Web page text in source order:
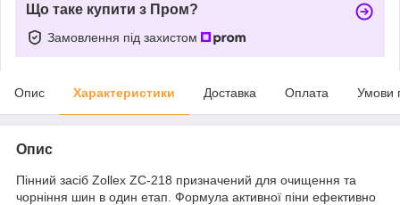
Що таке купити з Пром?
Замовлення під захистом
Опис Характеристики Доставка Оплата Умови
Опис
Пінний засіб Zollex ZC-218 призначений для очищення та
чорніння шин в один етап. Формула активної піни ефективно